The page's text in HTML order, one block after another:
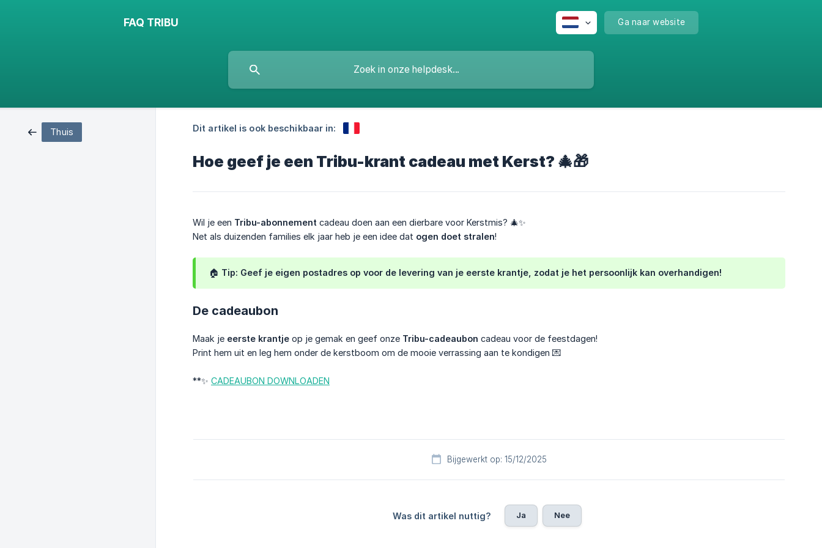
FAQ TRIBU Ga naar website
Thuis Dit artikel is ook beschikbaar in:
Hoe geef je een Tribu-krant cadeau met Kerst? 🎄🎁
Wil je een Tribu-abonnement cadeau doen aan een dierbare voor Kerstmis? 🎄✨
Net als duizenden families elk jaar heb je een idee dat ogen doet stralen!
🏠 Tip: Geef je eigen postadres op voor de levering van je eerste krantje , zodat je het persoonlijk kan overhandigen!
De cadeaubon
Maak je eerste krantje op je gemak en geef onze Tribu-cadeaubon cadeau voor de feestdagen!
Print hem uit en leg hem onder de kerstboom om de mooie verrassing aan te kondigen 💌
**✨ CADEAUBON DOWNLOADEN
Bijgewerkt op: 15/12/2025
Was dit artikel nuttig? Ja Nee